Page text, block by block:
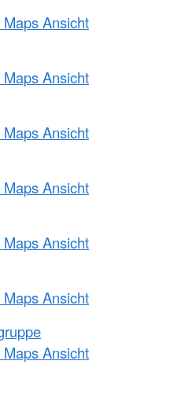
Ansicht
Ansicht
Ansicht
Ansicht
Ansicht
Ansicht
Ansicht